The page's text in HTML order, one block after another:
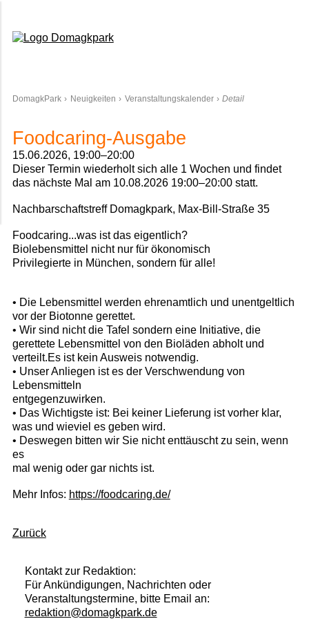
DomagkPark Neuigkeiten Veranstaltungskalender Detail
Foodcaring-Ausgabe
15.06.2026, 19:00–20:00
Dieser Termin wiederholt sich alle 1 Wochen und findet
das nächste Mal am 10.08.2026 19:00–20:00statt.
Nachbarschaftstreff Domagkpark, Max-Bill-Straße 35
Foodcaring...was ist das eigentlich?
Biolebensmittel nicht nur für ökonomisch
Privilegierte in München, sondern für alle!
• Die Lebensmittel werden ehrenamtlich und unentgeltlich
vor der Biotonne gerettet.
• Wir sind nicht die Tafel sondern eine Initiative, die
gerettete Lebensmittel von den Bioläden abholt und
verteilt.Es ist kein Ausweis notwendig.
• Unser Anliegen ist es der Verschwendung von
Lebensmitteln
entgegenzuwirken.
• Das Wichtigste ist: Bei keiner Lieferung ist vorher klar,
was und wieviel es geben wird.
• Deswegen bitten wir Sie nicht enttäuscht zu sein, wenn
es
mal wenig oder gar nichts ist.
Mehr Infos: https://foodcaring.de/
Zurück
Kontakt zur Redaktion:
Für Ankündigungen, Nachrichten oder
Veranstaltungstermine, bitte Email an:
redaktion@domagkpark.de